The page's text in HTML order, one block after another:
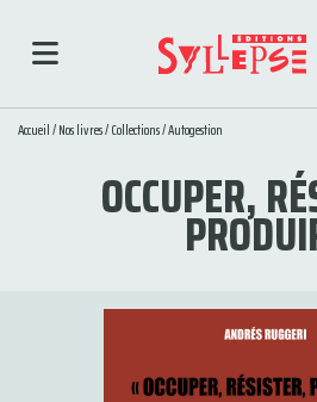
Accueil/Nos livres/Collections/Autogestion
OCCUPER,